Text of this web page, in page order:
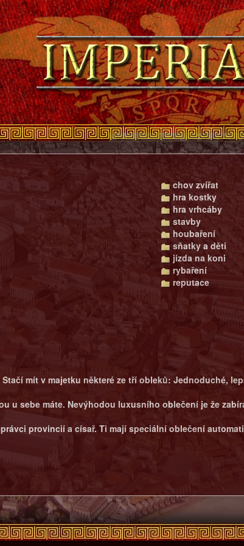
chov zvířat
hra kostky
hra vrhcáby
stavby
houbaření
sňatky a děti
jízda na koni
rybaření
reputace
mít v majetku některé ze tří obleků: Jednoduché,
u sebe máte. Nevýhodou luxusního oblečení je že
provincií a císař. Ti mají speciální oblečení